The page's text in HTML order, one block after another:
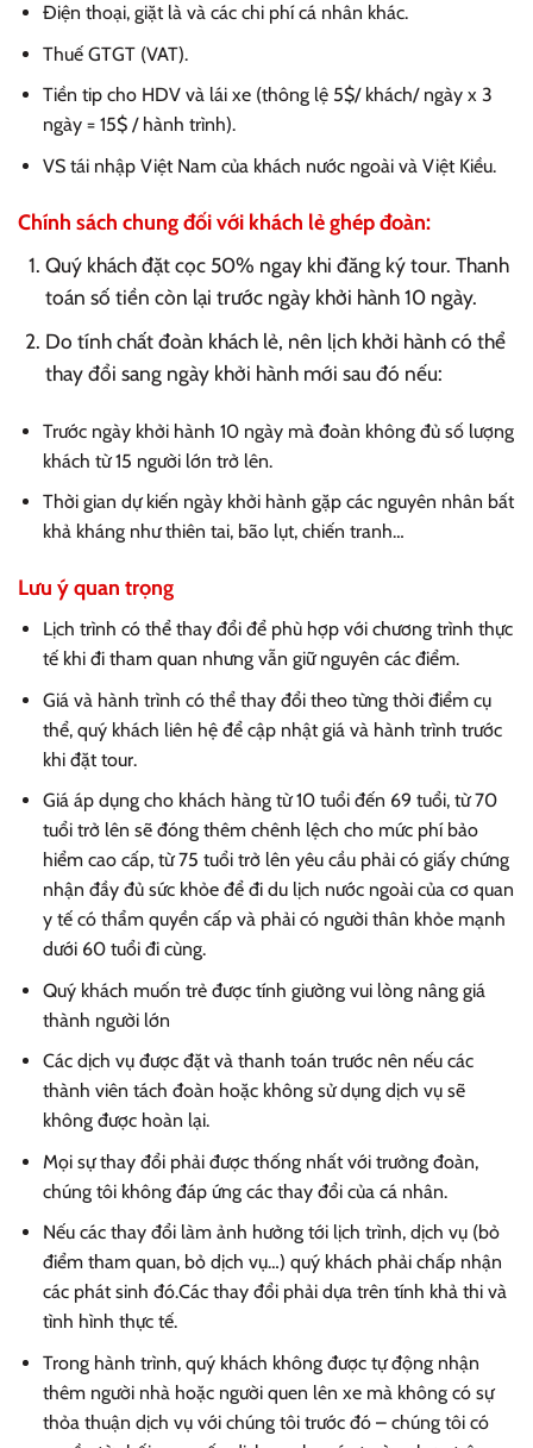
Điện thoại, giặt là và các chi phí cá nhân khác.
Thuế GTGT (VAT).
Tiền tip cho HDV và lái xe (thông lệ 5$/ khách/ ngày x 3
ngày = 15$ / hành trình).
VS tái nhập Việt Nam của khách nước ngoài và Việt Kiều.
Chính sách chung đối với khách lẻ ghép đoàn:
Quý khách đặt cọc 50% ngay khi đăng ký tour. Thanh
toán số tiền còn lại trước ngày khởi hành 10 ngày.
Do tính chất đoàn khách lẻ, nên lịch khởi hành có thể
thay đổi sang ngày khởi hành mới sau đó nếu:
Trước ngày khởi hành 10 ngày mà đoàn không đủ số lượng
khách từ 15 người lớn trở lên.
Thời gian dự kiến ngày khởi hành gặp các nguyên nhân bất
khả kháng như thiên tai, bão lụt, chiến tranh…
Lưu ý quan trọng
Lịch trình có thể thay đổi để phù hợp với chương trình thực
tế khi đi tham quan nhưng vẫn giữ nguyên các điểm.
Giá và hành trình có thể thay đổi theo từng thời điểm cụ
thể, quý khách liên hệ để cập nhật giá và hành trình trước
khi đặt tour.
Giá áp dụng cho khách hàng từ 10 tuổi đến 69 tuổi, từ 70
tuổi trở lên sẽ đóng thêm chênh lệch cho mức phí bảo
hiểm cao cấp, từ 75 tuổi trở lên yêu cầu phải có giấy chứng
nhận đầy đủ sức khỏe để đi du lịch nước ngoài của cơ quan
y tế có thẩm quyền cấp và phải có người thân khỏe mạnh
dưới 60 tuổi đi cùng.
Quý khách muốn trẻ được tính giường vui lòng nâng giá
thành người lớn
Các dịch vụ được đặt và thanh toán trước nên nếu các
thành viên tách đoàn hoặc không sử dụng dịch vụ sẽ
không được hoàn lại.
Mọi sự thay đổi phải được thống nhất với trưởng đoàn,
chúng tôi không đáp ứng các thay đổi của cá nhân.
Nếu các thay đổi làm ảnh hưởng tới lịch trình, dịch vụ (bỏ
điểm tham quan, bỏ dịch vụ…) quý khách phải chấp nhận
các phát sinh đó.Các thay đổi phải dựa trên tính khả thi và
tình hình thực tế.
Trong hành trình, quý khách không được tự động nhận
thêm người nhà hoặc người quen lên xe mà không có sự
thỏa thuận dịch vụ với chúng tôi trước đó – chúng tôi có